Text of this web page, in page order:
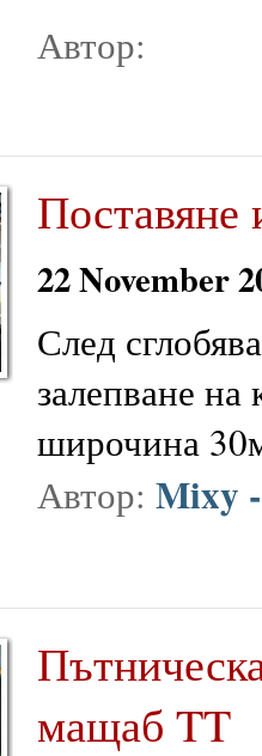
Автор:
Поставяне
22 November
След
залепване на
широчина
Автор: Mixy
мащаб TT